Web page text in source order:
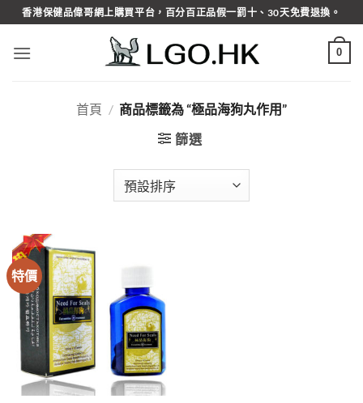
Skip
to
content
香港保健品偉哥網上購買平台，百分百正品假一罰十、30天免費退換。
0
首頁 / 商品標籤為 “極品海狗丸作用”
篩選
特價